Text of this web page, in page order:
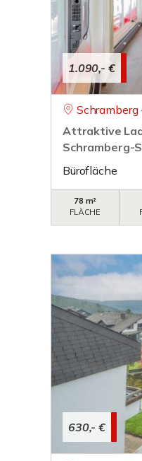
1.090,- €
Schramberg
Attraktive
Schramberg-
Bürofläche
78 m²
FLÄCHE
630,- €